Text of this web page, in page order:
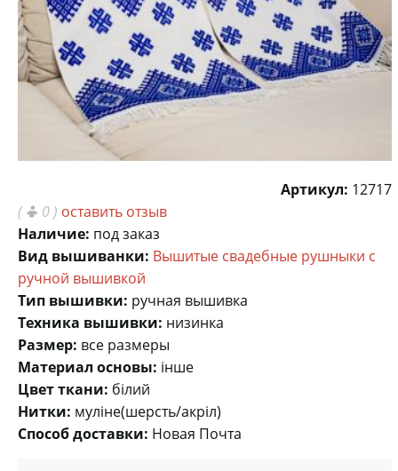
Артикул: 12717
(
0 ) оставить отзыв
Наличие: под заказ
Вид вышиванки: Вышитые свадебные рушныки с
ручной вышивкой
Тип вышивки: ручная вышивка
Техника вышивки: низинка
Размер: все размеры
Материал основы: інше
Цвет ткани: білий
Нитки: муліне(шерсть/акріл)
Способ доставки: Новая Почта